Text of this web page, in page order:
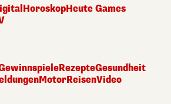
HoroskopHeute Games
RezepteGesundheit
MotorReisenVideo